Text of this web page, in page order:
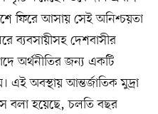
ফিরে আসায় সেই অনিশ্চয়তা
ব্যবসায়ীসহ দেশবাসীর
অর্থনীতির জন্য একটি
অবস্থায় আন্তর্জাতিক মুদ্রা
বলা হয়েছে, চলতি বছর